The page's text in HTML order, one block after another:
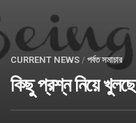
CURRENT NEWS / পর্বত সমাচার
কিছু প্রশ্ন নিয়ে